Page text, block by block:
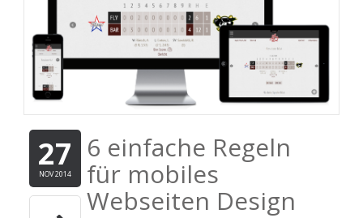
27
NOV 2014
6 einfache Regeln
für mobiles
Webseiten Design